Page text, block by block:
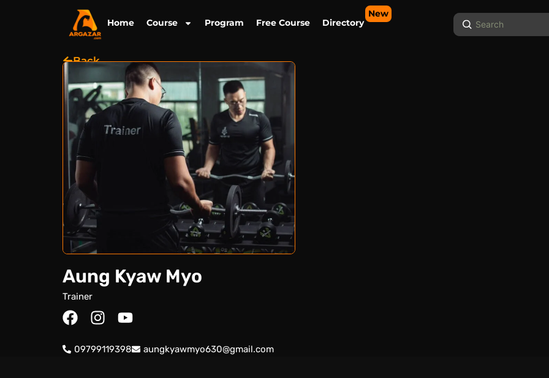
Home Course Program Free Course Directory
New
Search
...
Back
အကြောင်းအရာ
I am here to get healthy life style
ကျွမ်းကျင်မှုနယ်ပယ်များ
Weight Loss/Fat Loss
အတွေ့အကြုံများ
5years
သင်တန်းကြေး
250,000 ks
တည်နေရာ
Aung Kyaw Myo
Trainer
F
a
c
e
I
n
s
t
Y
o
u
t
09799119398 aungkyawmyo630@gmail.com